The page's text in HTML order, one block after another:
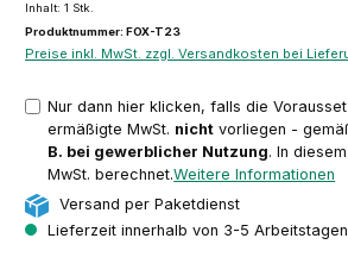
Inhalt: 1 Stk.
Produktnummer: FOX-T23
Preise inkl. MwSt. zzgl. Versandkosten bei
Nur dann hier klicken, falls die
ermäßigte MwSt. nicht vorliegen -
B. bei gewerblicher Nutzung. In
MwSt. berechnet.Weitere Informationen
Versand per Paketdienst
Lieferzeit innerhalb von 3-5 Arbeitstagen